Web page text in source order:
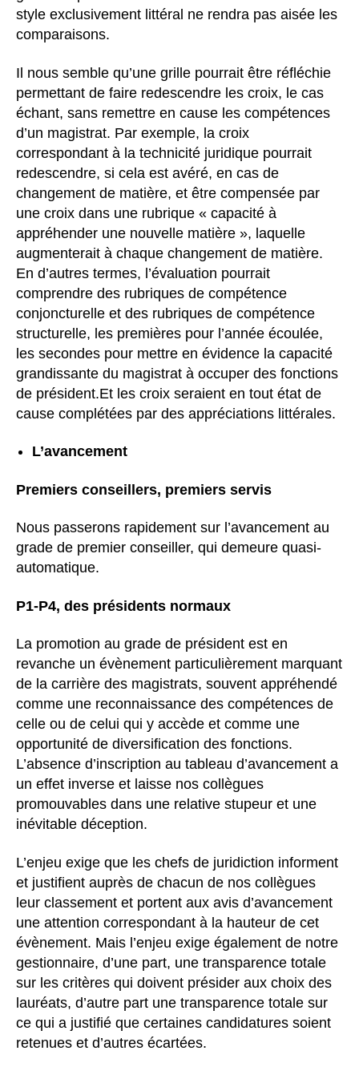
style exclusivement littéral ne rendra pas aisée les
comparaisons.
Il nous semble qu’une grille pourrait être réfléchie
permettant de faire redescendre les croix, le cas
échant, sans remettre en cause les compétences
d’un magistrat. Par exemple, la croix
correspondant à la technicité juridique pourrait
redescendre, si cela est avéré, en cas de
changement de matière, et être compensée par
une croix dans une rubrique « capacité à
appréhender une nouvelle matière », laquelle
augmenterait à chaque changement de matière.
En d’autres termes, l’évaluation pourrait
comprendre des rubriques de compétence
conjoncturelle et des rubriques de compétence
structurelle, les premières pour l’année écoulée,
les secondes pour mettre en évidence la capacité
grandissante du magistrat à occuper des fonctions
de président.Et les croix seraient en tout état de
cause complétées par des appréciations littérales.
L’avancement
Premiers conseillers, premiers servis
Nous passerons rapidement sur l’avancement au
grade de premier conseiller, qui demeure quasi-
automatique.
P1-P4, des présidents normaux
La promotion au grade de président est en
revanche un évènement particulièrement marquant
de la carrière des magistrats, souvent appréhendé
comme une reconnaissance des compétences de
celle ou de celui qui y accède et comme une
opportunité de diversification des fonctions.
L’absence d’inscription au tableau d’avancement a
un effet inverse et laisse nos collègues
promouvables dans une relative stupeur et une
inévitable déception.
L’enjeu exige que les chefs de juridiction informent
et justifient auprès de chacun de nos collègues
leur classement et portent aux avis d’avancement
une attention correspondant à la hauteur de cet
évènement. Mais l’enjeu exige également de notre
gestionnaire, d’une part, une transparence totale
sur les critères qui doivent présider aux choix des
lauréats, d’autre part une transparence totale sur
ce qui a justifié que certaines candidatures soient
retenues et d’autres écartées.